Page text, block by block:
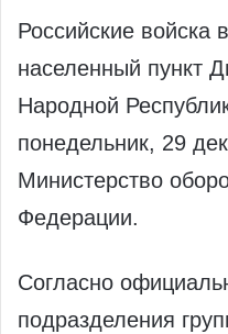
Российские войска
населенный пункт
Народной
понедельник, 29
Министерство
Федерации.
Согласно
подразделения